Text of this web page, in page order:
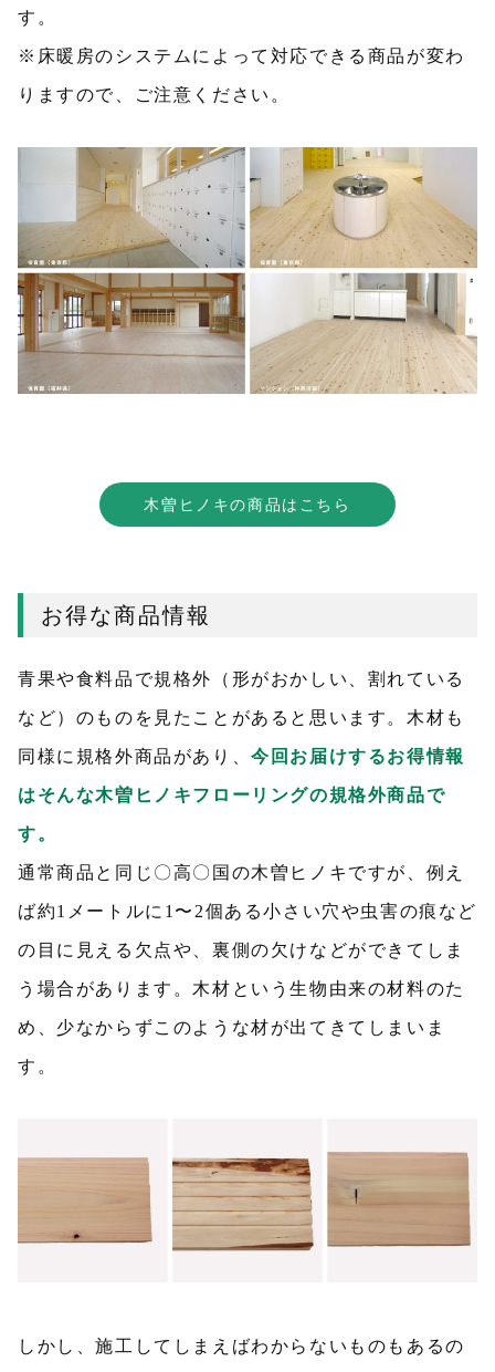
す。
※床暖房のシステムによって対応できる商品が変わ
りますので、ご注意ください。
木曽ヒノキの商品はこちら
お得な商品情報
青果や食料品で規格外（形がおかしい、割れている
など）のものを見たことがあると思います。木材も
同様に規格外商品があり、今回お届けするお得情報
はそんな木曽ヒノキフローリングの規格外商品で
す。
通常商品と同じ〇高〇国の木曽ヒノキですが、例え
ば約1メートルに1〜2個ある小さい穴や虫害の痕など
の目に見える欠点や、裏側の欠けなどができてしま
う場合があります。木材という生物由来の材料のた
め、少なからずこのような材が出てきてしまいま
す。
しかし、施工してしまえばわからないものもあるの